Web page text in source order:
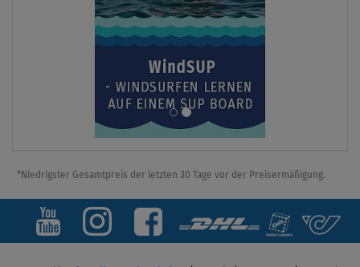
*Niedrigster Gesamtpreis der letzten 30 Tage vor der Preisermäßigung.